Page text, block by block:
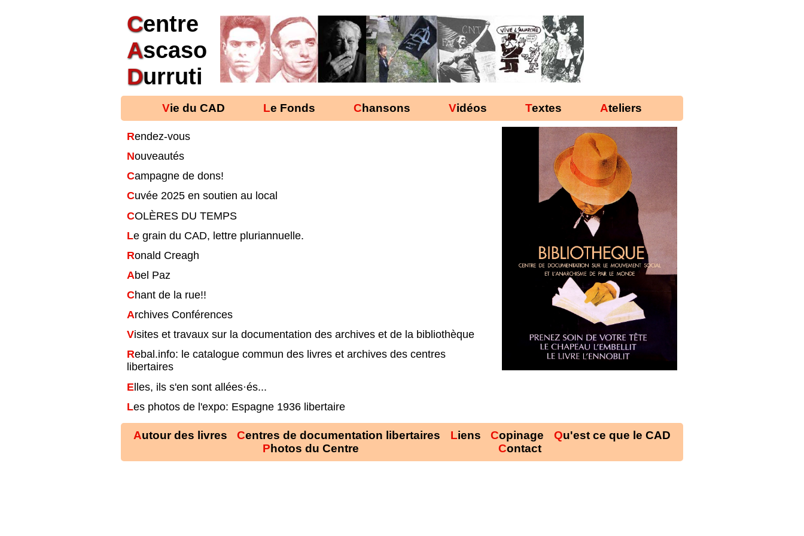
Centre
Ascaso
Durruti
Vie du CAD Le Fonds Chansons Vidéos Textes Ateliers
Rendez-vous
Nouveautés
Campagne de dons!
Cuvée 2025 en soutien au local
COLÈRES DU TEMPS
Le grain du CAD, lettre pluriannuelle.
Ronald Creagh
Abel Paz
Chant de la rue!!
Archives Conférences
Visites et travaux sur la documentation des archives et de la bibliothèque
Rebal.info: le catalogue commun des livres et archives des centres
libertaires
Elles, ils s'en sont allées·és...
Les photos de l'expo: Espagne 1936 libertaire
Autour des livres Centres de documentation libertaires Liens Copinage
Qu'est ce que le CAD
Photos du Centre
Contact